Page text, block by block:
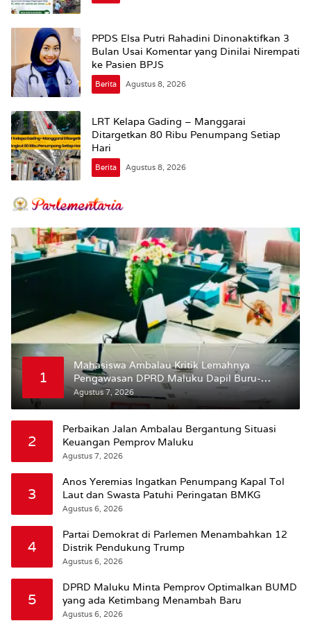
PPDS Elsa Putri Rahadini Dinonaktifkan 3
Bulan Usai Komentar yang Dinilai Nirempati
ke Pasien BPJS
Berita Agustus 8, 2026
LRT Kelapa Gading – Manggarai
Ditargetkan 80 Ribu Penumpang Setiap
Hari
Berita Agustus 8, 2026
1
Mahasiswa Ambalau Kritik Lemahnya
Pengawasan DPRD Maluku Dapil Buru-
Bursel Terhadap Proses Perubahan Status
Jalan
Agustus 7, 2026
2
Perbaikan Jalan Ambalau Bergantung Situasi
Keuangan Pemprov Maluku
Agustus 7, 2026
3
Anos Yeremias Ingatkan Penumpang Kapal Tol
Laut dan Swasta Patuhi Peringatan BMKG
Agustus 6, 2026
4
Partai Demokrat di Parlemen Menambahkan 12
Distrik Pendukung Trump
Agustus 6, 2026
5
DPRD Maluku Minta Pemprov Optimalkan BUMD
yang ada Ketimbang Menambah Baru
Agustus 6, 2026